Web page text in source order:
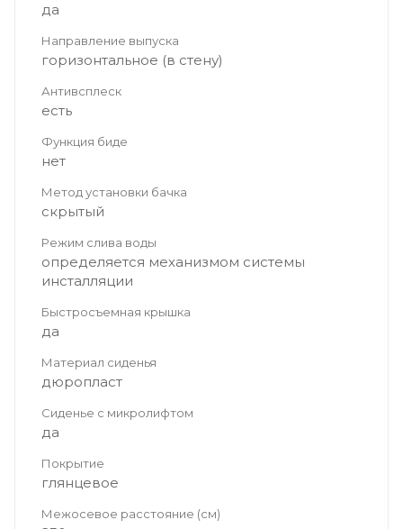
да
Направление выпуска
горизонтальное (в стену)
Антивсплеск
есть
Функция биде
нет
Метод установки бачка
скрытый
Режим слива воды
определяется механизмом системы
инсталляции
Быстросъемная крышка
да
Материал сиденья
дюропласт
Сиденье с микролифтом
да
Покрытие
глянцевое
Межосевое расстояние (см)